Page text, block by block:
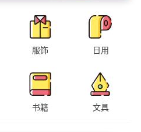
服饰 日用
书籍 文具